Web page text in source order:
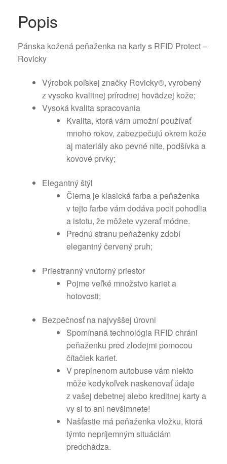
Popis
Pánska kožená peňaženka na karty s RFID Protect –
Rovicky
Výrobok poľskej značky Rovicky®, vyrobený
z vysoko kvalitnej prírodnej hovädzej kože;
Vysoká kvalita spracovania
Kvalita, ktorá vám umožní používať
mnoho rokov, zabezpečujú okrem kože
aj materiály ako pevné nite, podšívka a
kovové prvky;
Elegantný štýl
Čierna je klasická farba a peňaženka
v tejto farbe vám dodáva pocit pohodlia
a istotu, že môžete vyzerať módne.
Prednú stranu peňaženky zdobí
elegantný červený pruh;
Priestranný vnútorný priestor
Pojme veľké množstvo kariet a
hotovosti;
Bezpečnosť na najvyššej úrovni
Spomínaná technológia RFID chráni
peňaženku pred zlodejmi pomocou
čítačiek kariet.
V preplnenom autobuse vám niekto
môže kedykoľvek naskenovať údaje
z vašej debetnej alebo kreditnej karty a
vy si to ani nevšimnete!
Našťastie má peňaženka vložku, ktorá
týmto nepríjemným situáciám
predchádza.